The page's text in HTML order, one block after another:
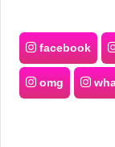
facebook
omg